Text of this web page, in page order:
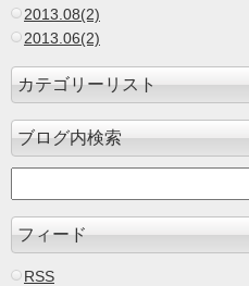
2013.08(2)
2013.06(2)
カテゴリーリスト
ブログ内検索
フィード
RSS